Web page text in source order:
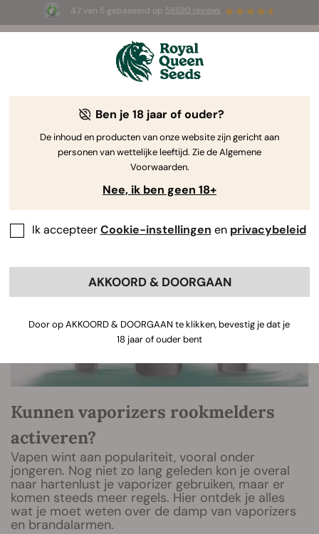
4.7 van 5 gebaseerd op 58690 reviews
GRATIS voor de
The RQS Blog
Cannabis Lifestyle Blogs
Kunnen vaporizers rookmelders
activeren?
Vapen wint aan populariteit, vooral onder
jongeren. Nog niet zo lang geleden kon je overal
naar hartenlust je vaporizer gebruiken, maar er
komen steeds meer regels. Hier ontdek je alles
wat je moet weten over de damp van vaporizers
en brandalarmen.
Ben je 18 jaar of ouder?
De inhoud en producten van onze website zijn gericht aan
personen van wettelijke leeftijd. Zie de Algemene
Voorwaarden.
Nee, ik ben geen 18+
Ik accepteerCookie-instellingen en privacybeleid
AKKOORD & DOORGAAN
Door op AKKOORD & DOORGAAN te klikken, bevestig je dat je
18 jaar of ouder bent